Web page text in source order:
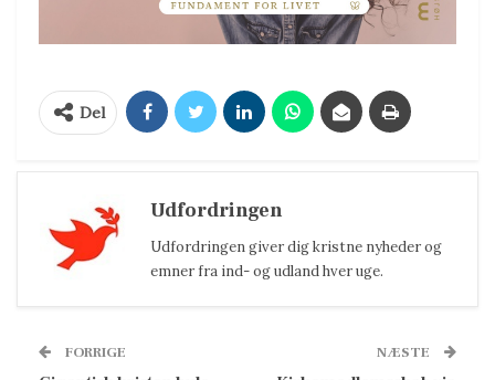
Del
Udfordringen
Udfordringen giver dig kristne nyheder og
emner fra ind- og udland hver uge.
FORRIGE NÆSTE